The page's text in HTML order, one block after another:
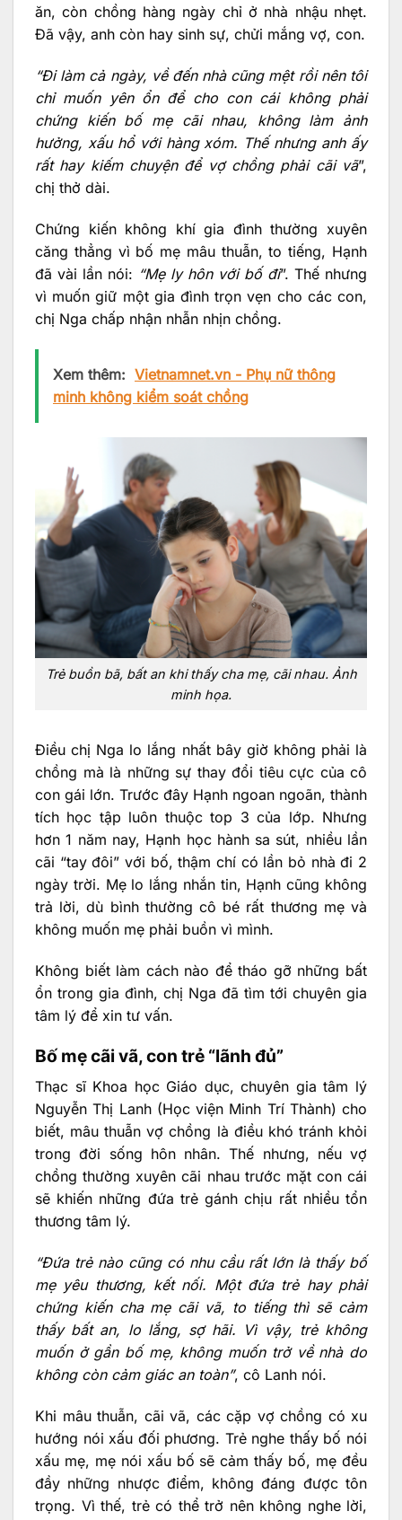
ăn, còn chồng hàng ngày chỉ ở nhà nhậu nhẹt.
Đã vậy, anh còn hay sinh sự, chửi mắng vợ, con.
“Đi làm cả ngày, về đến nhà cũng mệt rồi nên tôi
chỉ muốn yên ổn để cho con cái không phải
chứng kiến bố mẹ cãi nhau, không làm ảnh
hưởng, xấu hổ với hàng xóm. Thế nhưng anh ấy
rất hay kiếm chuyện để vợ chồng phải cãi vã”,
chị thở dài.
Chứng kiến không khí gia đình thường xuyên
căng thẳng vì bố mẹ mâu thuẫn, to tiếng, Hạnh
đã vài lần nói: “Mẹ ly hôn với bố đi”. Thế nhưng
vì muốn giữ một gia đình trọn vẹn cho các con,
chị Nga chấp nhận nhẫn nhịn chồng.
Xem thêm: Vietnamnet.vn - Phụ nữ thông
minh không kiểm soát chồng
Trẻ buồn bã, bất an khi thấy cha mẹ, cãi nhau. Ảnh
minh họa.
Điều chị Nga lo lắng nhất bây giờ không phải là
chồng mà là những sự thay đổi tiêu cực của cô
con gái lớn. Trước đây Hạnh ngoan ngoãn, thành
tích học tập luôn thuộc top 3 của lớp. Nhưng
hơn 1 năm nay, Hạnh học hành sa sút, nhiều lần
cãi “tay đôi” với bố, thậm chí có lần bỏ nhà đi 2
ngày trời. Mẹ lo lắng nhắn tin, Hạnh cũng không
trả lời, dù bình thường cô bé rất thương mẹ và
không muốn mẹ phải buồn vì mình.
Không biết làm cách nào để tháo gỡ những bất
ổn trong gia đình, chị Nga đã tìm tới chuyên gia
tâm lý để xin tư vấn.
Bố mẹ cãi vã, con trẻ “lãnh đủ”
Thạc sĩ Khoa học Giáo dục, chuyên gia tâm lý
Nguyễn Thị Lanh (Học viện Minh Trí Thành) cho
biết, mâu thuẫn vợ chồng là điều khó tránh khỏi
trong đời sống hôn nhân. Thế nhưng, nếu vợ
chồng thường xuyên cãi nhau trước mặt con cái
sẽ khiến những đứa trẻ gánh chịu rất nhiều tổn
thương tâm lý.
“Đứa trẻ nào cũng có nhu cầu rất lớn là thấy bố
mẹ yêu thương, kết nối. Một đứa trẻ hay phải
chứng kiến cha mẹ cãi vã, to tiếng thì sẽ cảm
thấy bất an, lo lắng, sợ hãi. Vì vậy, trẻ không
muốn ở gần bố mẹ, không muốn trở về nhà do
không còn cảm giác an toàn”, cô Lanh nói.
Khi mâu thuẫn, cãi vã, các cặp vợ chồng có xu
hướng nói xấu đối phương. Trẻ nghe thấy bố nói
xấu mẹ, mẹ nói xấu bố sẽ cảm thấy bố, mẹ đều
đầy những nhược điểm, không đáng được tôn
trọng. Vì thế, trẻ có thể trở nên không nghe lời,